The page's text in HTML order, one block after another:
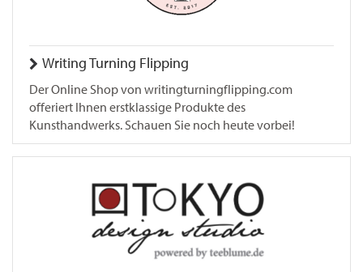
Writing Turning Flipping
Der Online Shop von writingturningflipping.com
offeriert Ihnen erstklassige Produkte des
Kunsthandwerks. Schauen Sie noch heute vorbei!